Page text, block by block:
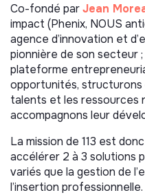
Co-fondé parJean
impact (Phenix, NOUS
agence d’innovation et
pionnière de son secteur ;
plateforme
opportunités, structurons
talents et les ressources
accompagnons leur
La mission de 113 est
accélérer 2 à 3 solutions
variés que la gestion de
l’insertion professionnelle.